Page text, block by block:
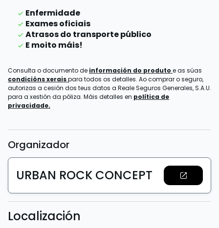
Enfermidade
Exames oficiais
Atrasos do transporte público
E moito máis!
Consulta o documento de información do produto e as súas
condicións xeraispara todos os detalles. Ao comprar o seguro,
autorizas a cesión dos teus datos a Reale Seguros Generales, S.A.U.
para a xestión da póliza. Máis detalles en política de
privacidade.
Organizador
URBAN ROCK CONCEPT
Localización